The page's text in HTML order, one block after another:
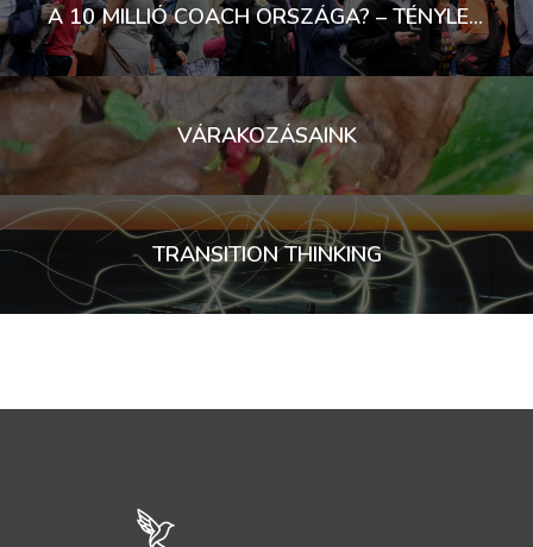
A 10 MILLIÓ COACH ORSZÁGA? – TÉNYLEG MINDENKI COACH LETT?
VÁRAKOZÁSAINK
TRANSITION THINKING